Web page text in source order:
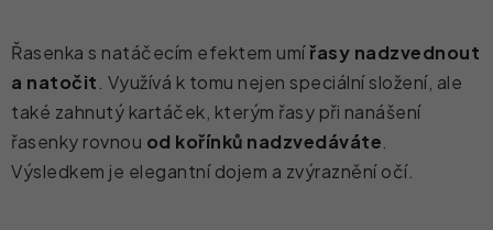
Řasenka s natáčecím efektem umířasy nadzvednout
a natočit. Využívá k tomu nejen speciální složení, ale
také zahnutý kartáček, kterým řasy při nanášení
řasenky rovnou od kořínků nadzvedáváte.
Výsledkem je elegantní dojem a zvýraznění očí.